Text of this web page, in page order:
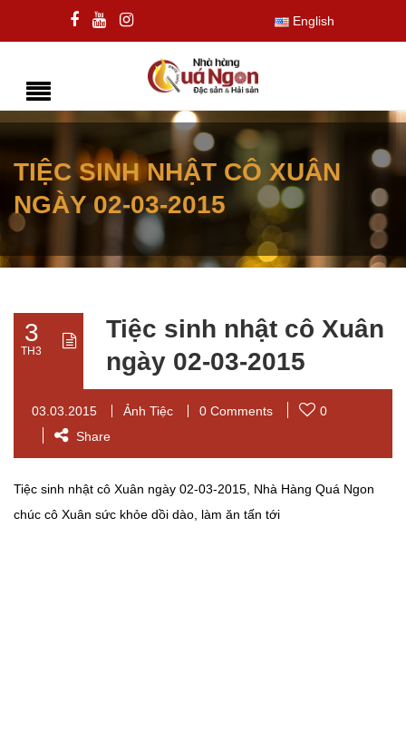
English
TIỆC SINH NHẬT CÔ XUÂN
NGÀY 02-03-2015
3
TH3
Tiệc sinh nhật cô Xuân
ngày 02-03-2015
03.03.2015 Ảnh Tiệc 0 Comments
0
Share
Tiệc sinh nhật cô Xuân ngày 02-03-2015, Nhà Hàng Quá Ngon
chúc cô Xuân sức khỏe dồi dào, làm ăn tấn tới